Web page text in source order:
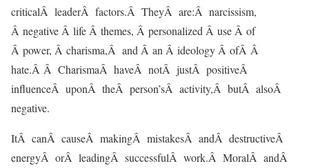
criticalÂ leaderÂ factors.Â TheyÂ are:Â narcissism,
Â negative Â life Â themes, Â personalized Â use Â of
Â power, Â charisma,Â and Â an Â ideology Â ofÂ Â
hate.Â Â CharismaÂ haveÂ notÂ justÂ positiveÂ
influenceÂ uponÂ theÂ person’sÂ activity,Â butÂ alsoÂ
negative.
ItÂ canÂ causeÂ makingÂ mistakesÂ andÂ destructiveÂ
energyÂ orÂ leadingÂ successfulÂ work.Â MoralÂ andÂ